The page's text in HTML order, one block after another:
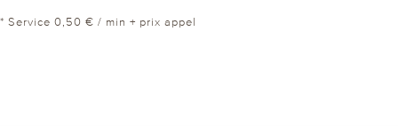
* Service 0,50 € / min + prix appel